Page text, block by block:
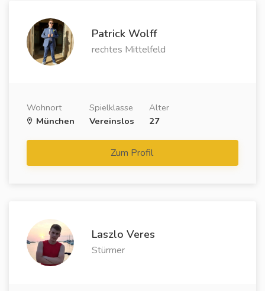
Patrick Wolff
rechtes Mittelfeld
Wohnort
München
Spielklasse
Vereinslos
Alter
27
Zum Profil
Laszlo Veres
Stürmer